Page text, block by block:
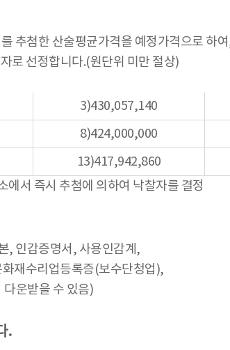
추첨한 산술평균가격을 예정가격으로 하
로 선정합니다.(원단위 미만 절상)
3)430,057,140
8)424,000,000
13)417,942,860
서 즉시 추첨에 의하여 낙찰자를 결정
, 인감증명서, 사용인감계,
재수리업등록증(보수단청업),
운받을 수 있음)
.